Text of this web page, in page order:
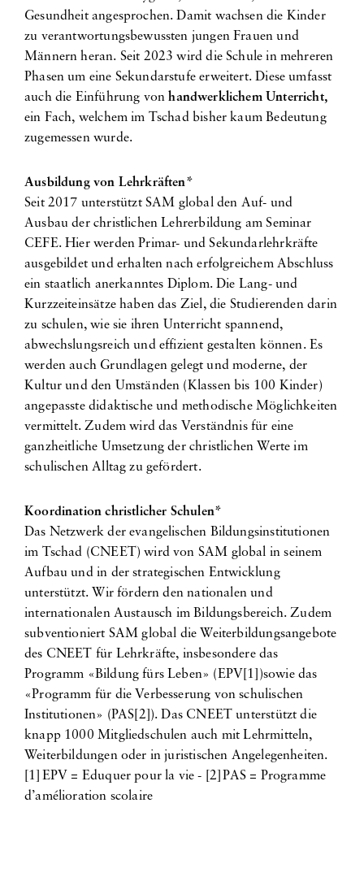
Gesundheit angesprochen. Damit wachsen die Kinder
zu verantwortungsbewussten jungen Frauen und
Männern heran. Seit 2023 wird die Schule in mehreren
Phasen um eine Sekundarstufe erweitert. Diese umfasst
auch die Einführung vonhandwerklichem Unterricht,
ein Fach, welchem im Tschad bisher kaum Bedeutung
zugemessen wurde.
Ausbildung von Lehrkräften*
Seit 2017 unterstützt SAM global den Auf- und
Ausbau der christlichen Lehrerbildung am Seminar
CEFE. Hier werden Primar- und Sekundarlehrkräfte
ausgebildet und erhalten nach erfolgreichem Abschluss
ein staatlich anerkanntes Diplom. Die Lang- und
Kurzzeiteinsätze haben das Ziel, die Studierenden darin
zu schulen, wie sie ihren Unterricht spannend,
abwechslungsreich und effizient gestalten können. Es
werden auch Grundlagen gelegt und moderne, der
Kultur und den Umständen (Klassen bis 100 Kinder)
angepasste didaktische und methodische Möglichkeiten
vermittelt. Zudem wird das Verständnis für eine
ganzheitliche Umsetzung der christlichen Werte im
schulischen Alltag zu gefördert.
Koordination christlicher Schulen*
Das Netzwerk der evangelischen Bildungsinstitutionen
im Tschad (CNEET) wird von SAM global in seinem
Aufbau und in der strategischen Entwicklung
unterstützt. Wir fördern den nationalen und
internationalen Austausch im Bildungsbereich. Zudem
subventioniert SAM global die Weiterbildungsangebote
des CNEET für Lehrkräfte, insbesondere das
Programm «Bildung fürs Leben» (EPV[1])sowie das
«Programm für die Verbesserung von schulischen
Institutionen» (PAS[2]). Das CNEET unterstützt die
knapp 1000 Mitgliedschulen auch mit Lehrmitteln,
Weiterbildungen oder in juristischen Angelegenheiten.
[1] EPV = Eduquer pour la vie - [2] PAS = Programme
d’amélioration scolaire